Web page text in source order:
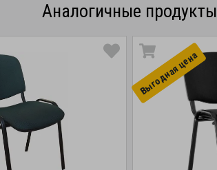
Аналогичные продукты
Выгоднaя цена